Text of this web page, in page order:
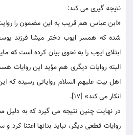
نتيجه گيرى می كند:
«ابن عباس هم قريب به اين مضمون را
شده كه همسر ايوب دختر ميشا فرزند
ابتلاى ايوب را به نحوى بيان كرده است
البته روايات ديگرى هم مؤيد اين روايات
اهل بيت عليهم السلام رواياتى رسيده كه
انكار می كند» [17].
در نهايت چنين نتيجه می گيرد كه به دليل
روايات قطعى ديگر، نبايد بدانها اعتنا كرد